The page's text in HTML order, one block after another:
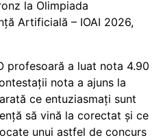
la Olimpiada
Artificială – IOAI 2026,
profesoară a luat nota 4.90
nota a ajuns la
ce entuziasmați sunt
să vină la corectat și ce
unui astfel de concurs